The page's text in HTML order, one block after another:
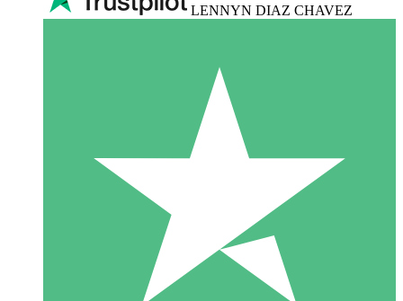
LENNYN DIAZ CHAVEZ